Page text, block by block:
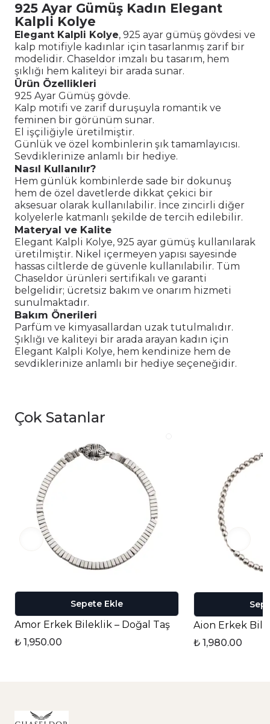
925 Ayar Gümüş Kadın Elegant
Kalpli Kolye
Elegant Kalpli Kolye, 925 ayar gümüş gövdesi ve
kalp motifiyle kadınlar için tasarlanmış zarif bir
modelidir. Chaseldor imzalı bu tasarım, hem
şıklığı hem kaliteyi bir arada sunar.
Ürün Özellikleri
925 Ayar Gümüş gövde.
Kalp motifi ve zarif duruşuyla romantik ve
feminen bir görünüm sunar.
El işçiliğiyle üretilmiştir.
Günlük ve özel kombinlerin şık tamamlayıcısı.
Sevdiklerinize anlamlı bir hediye.
Nasıl Kullanılır?
Hem günlük kombinlerde sade bir dokunuş
hem de özel davetlerde dikkat çekici bir
aksesuar olarak kullanılabilir. İnce zincirli diğer
kolyelerle katmanlı şekilde de tercih edilebilir.
Materyal ve Kalite
Elegant Kalpli Kolye, 925 ayar gümüş kullanılarak
üretilmiştir. Nikel içermeyen yapısı sayesinde
hassas ciltlerde de güvenle kullanılabilir. Tüm
Chaseldor ürünleri sertifikalı ve garanti
belgelidir; ücretsiz bakım ve onarım hizmeti
sunulmaktadır.
Bakım Önerileri
Parfüm ve kimyasallardan uzak tutulmalıdır.
Şıklığı ve kaliteyi bir arada arayan kadın için
Elegant Kalpli Kolye, hem kendinize hem de
sevdiklerinize anlamlı bir hediye seçeneğidir.
Çok Satanlar
Sepete Ekle
Amor Erkek Bileklik – Doğal Taş
₺ 1,950.00
Aion Erkek
₺ 1,980.00